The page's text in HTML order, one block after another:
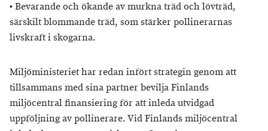
• Bevarande och ökande av murkna träd och lövträd,
särskilt blommande träd, som stärker pollinerarnas
livskraft i skogarna.
Miljöministeriet har redan infört strategin genom att
tillsammans med sina partner bevilja Finlands
miljöcentral finansiering för att inleda utvidgad
uppföljning av pollinerare. Vid Finlands miljöcentral